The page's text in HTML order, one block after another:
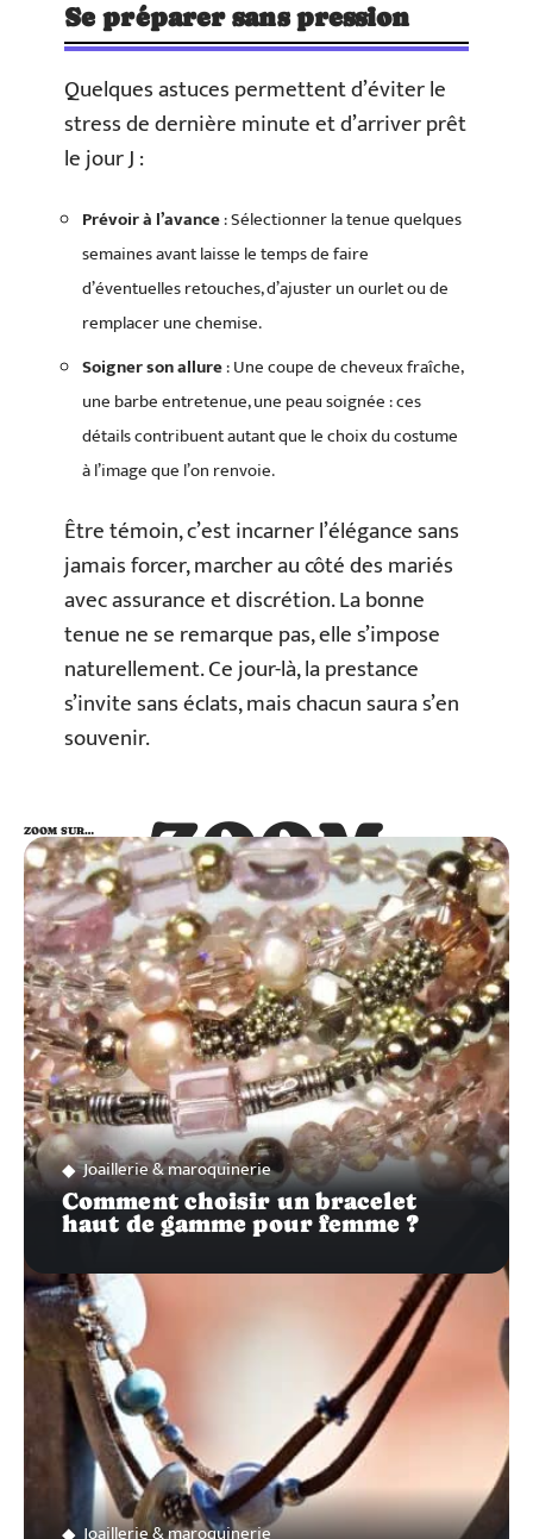
Se préparer sans pression
Quelques astuces permettent d’éviter le
stress de dernière minute et d’arriver prêt
le jour J :
Prévoir à l’avance: Sélectionner la tenue quelques
semaines avant laisse le temps de faire
d’éventuelles retouches, d’ajuster un ourlet ou de
remplacer une chemise.
Soigner son allure: Une coupe de cheveux fraîche,
une barbe entretenue, une peau soignée : ces
détails contribuent autant que le choix du costume
à l’image que l’on renvoie.
Être témoin, c’est incarner l’élégance sans
jamais forcer, marcher au côté des mariés
avec assurance et discrétion. La bonne
tenue ne se remarque pas, elle s’impose
naturellement. Ce jour-là, la prestance
s’invite sans éclats, mais chacun saura s’en
souvenir.
ZOOM
SUR…
ZOOM SUR…
Joaillerie & maroquinerie
Comment choisir un bracelet
haut de gamme pour femme ?